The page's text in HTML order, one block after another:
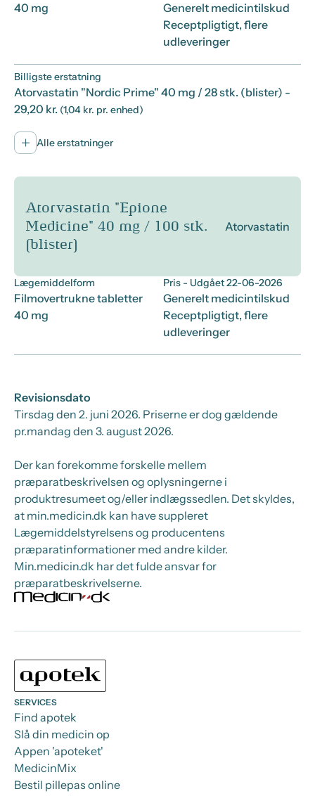
40 mg
Generelt medicintilskud
Receptpligtigt, flere
udleveringer
Billigste erstatning
Atorvastatin "Nordic Prime" 40 mg / 28 stk. (blister) -
29,20 kr. (1,04 kr. pr. enhed)
Alle erstatninger
Atorvastatin "Epione
Medicine" 40 mg / 100 stk.
(blister)
Atorvastatin
Lægemiddelform
Filmovertrukne tabletter
40 mg
Pris - Udgået 22-06-2026
Generelt medicintilskud
Receptpligtigt, flere
udleveringer
Revisionsdato
Tirsdag den 2. juni 2026. Priserne er dog gældende
pr.mandag den 3. august 2026.
Der kan forekomme forskelle mellem
præparatbeskrivelsen og oplysningerne i
produktresumeet og/eller indlægssedlen. Det skyldes,
at min.medicin.dk kan have suppleret
Lægemiddelstyrelsens og producentens
præparatinformationer med andre kilder.
Min.medicin.dk har det fulde ansvar for
præparatbeskrivelserne.
SERVICES
Find apotek
Slå din medicin op
Appen 'apoteket'
MedicinMix
Bestil pillepas online